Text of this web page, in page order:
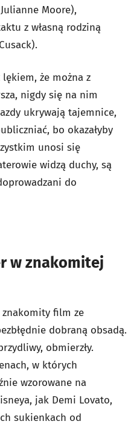
Moore),
z własną rodziną
że można z
nigdy się na nim
ukrywają tajemnice,
bo okazałyby
unosi się
widzą duchy, są
do
w znakomitej
znakomity film ze
dobraną obsadą.
obmierzły.
w których
wzorowane na
jak Demi Lovato,
sukienkach od